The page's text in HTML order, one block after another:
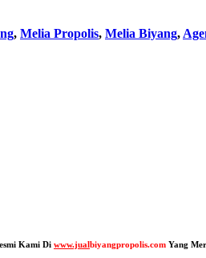
, Melia Propolis, Melia Biyang,
Kami Di www.jualbiyangpropolis.com Yang